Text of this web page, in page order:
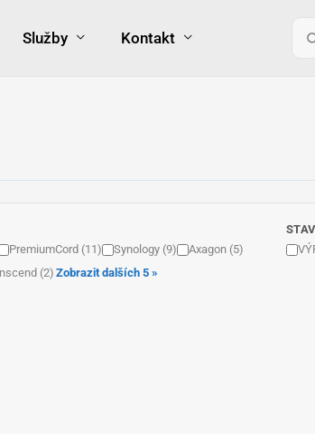
Služby Kontakt
pro:
PremiumCord (11) Synology (9)
Axagon (5)
(2)Zobrazit dalších 5 »
STAV